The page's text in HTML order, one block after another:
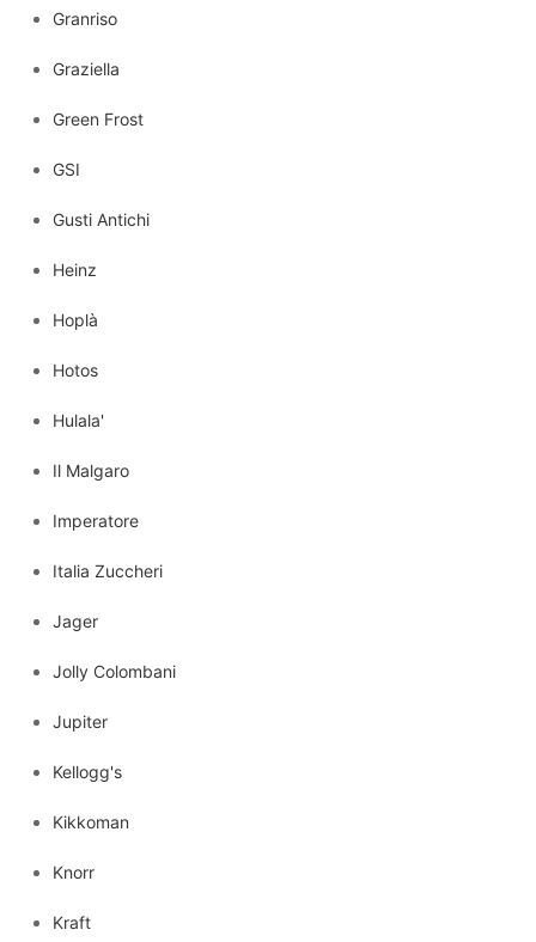
Granriso
Graziella
Green Frost
GSI
Gusti Antichi
Heinz
Hoplà
Hotos
Hulala'
Il Malgaro
Imperatore
Italia Zuccheri
Jager
Jolly Colombani
Jupiter
Kellogg's
Kikkoman
Knorr
Kraft